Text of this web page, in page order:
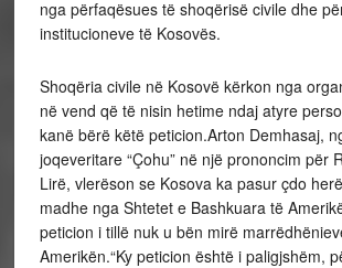
nga përfaqësues të shoqërisë civile dhe
institucioneve të Kosovës.
Shoqëria civile në Kosovë kërkon nga
në vend që të nisin hetime ndaj atyre
kanë bërë këtë peticion.Arton Demhasaj,
joqeveritare “Çohu” në një prononcim për
Lirë, vlerëson se Kosova ka pasur çdo
madhe nga Shtetet e Bashkuara të
peticion i tillë nuk u bën mirë
Amerikën.“Ky peticion është i paligjshëm,